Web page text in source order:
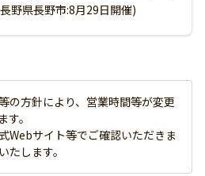
野県長野市:8月29日開催)
の方針により、営業時間等が変更
。
Webサイト等でご確認いただきま
たします。